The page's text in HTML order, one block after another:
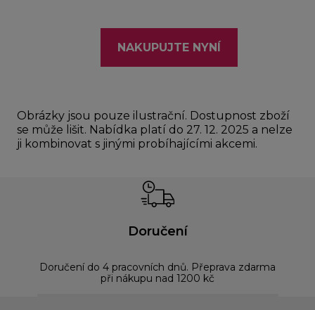
NAKUPUJTE NYNÍ
Obrázky jsou pouze ilustrační. Dostupnost zboží
se může lišit. Nabídka platí do 27. 12. 2025 a nelze
ji kombinovat s jinými probíhajícími akcemi.
Doručení
Doručení do 4 pracovních dnů. Přeprava zdarma
při nákupu nad 1200 kč